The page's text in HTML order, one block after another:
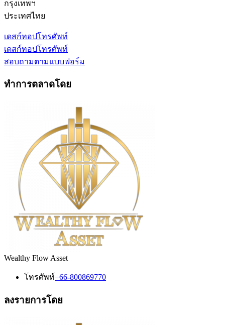
กรุงเทพฯ
ประเทศไทย
เดสก์ทอปโทรศัพท์
เดสก์ทอปโทรศัพท์
สอบถามตามแบบฟอร์ม
ทำการตลาดโดย
Wealthy Flow Asset
โทรศัพท์+66-800869770
ลงรายการโดย